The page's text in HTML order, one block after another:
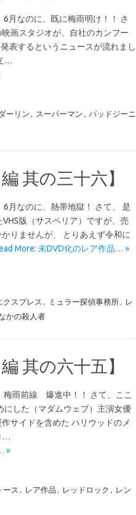
月なのに、既に梅雨明け！！ さ
画スタジオが、自社のカンフー
表するというニュースが流れまし
…
ーリン , スーパーマン , バッドジーニ
其の三十六】
月なのに、熱帯地獄！ さて、 是
版（サスペリア）ですが、売
りませんが、 とりあえず令和に
More: 未DVD化のレア作品… »
クスプレス , ミュラー探偵事務所, レ
かの殺人者
其の六十五】
梅雨前線 爆進中！！ さて、ここ
した（マダムウェブ）主演女優
サイドを含めた ハリウッドのメ
…
»
ース , レア作品 , レッドロック , レン